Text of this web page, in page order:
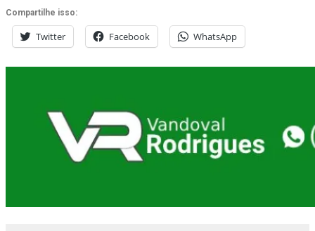
Compartilhe isso:
Twitter Facebook WhatsApp